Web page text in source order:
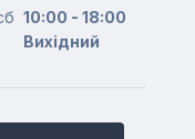
10:00 - 18:00
Вихідний